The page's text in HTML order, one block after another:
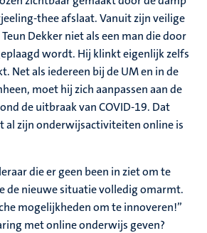
thee afslaat. Vanuit zijn veilige
Dekker niet als een man die door
wordt. Hij klinkt eigenlijk zelfs
Net als iedereen bij de UM en in de
moet hij zich aanpassen aan de
de uitbraak van COVID-19. Dat
al zijn onderwijsactiviteiten online is
die er geen been in ziet om te
de nieuwe situatie volledig omarmt.
mogelijkheden om te innoveren!”
met online onderwijs geven?